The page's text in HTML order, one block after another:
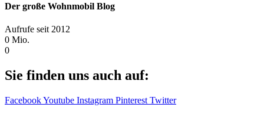
Der große Wohnmobil Blog​
Aufrufe seit 2012
0 Mio.
0
Sie finden uns auch auf:
FacebookYoutube Instagram Pinterest Twitter